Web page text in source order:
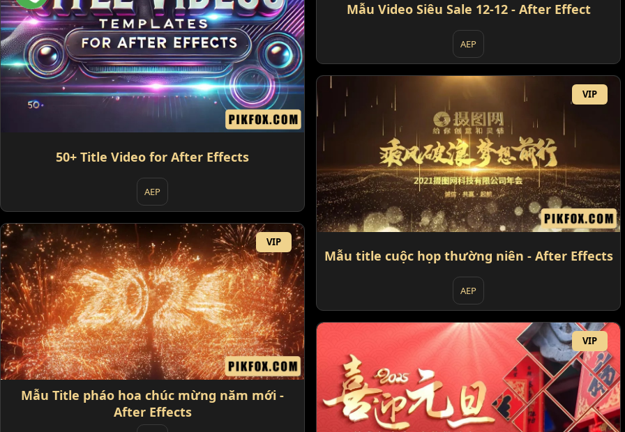
50+ Title Video for After Effects
AEP
Mẫu Video Siêu Sale 12-12 - After Effect
AEP
VIP
Mẫu title cuộc họp thường niên - After Effects
AEP
VIP
Mẫu Title pháo hoa chúc mừng năm mới -
After Effects
VIP